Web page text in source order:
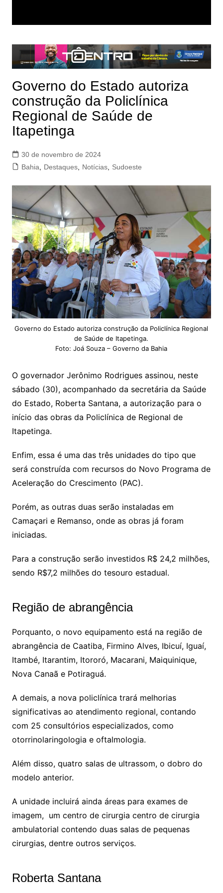
Governo do Estado autoriza
construção da Policlínica
Regional de Saúde de
Itapetinga
30 de novembro de 2024
Bahia, Destaques, Notícias, Sudoeste
Governo do Estado autoriza construção da Policlínica Regional
de Saúde de Itapetinga.
Foto: Joá Souza – Governo da Bahia
O governador Jerônimo Rodrigues assinou, neste
sábado (30), acompanhado da secretária da Saúde
do Estado, Roberta Santana, a autorização para o
início das obras da Policlínica de Regional de
Itapetinga.
Enfim, essa é uma das três unidades do tipo que
será construída com recursos do Novo Programa de
Aceleração do Crescimento (PAC).
Porém, as outras duas serão instaladas em
Camaçari e Remanso, onde as obras já foram
iniciadas.
Para a construção serão investidos R$ 24,2 milhões,
sendo R$7,2 milhões do tesouro estadual.
Região de abrangência
Porquanto, o novo equipamento está na região de
abrangência de Caatiba, Firmino Alves, Ibicuí, Iguaí,
Itambé, Itarantim, Itororó, Macarani, Maiquinique,
Nova Canaã e Potiraguá.
A demais, a nova policlínica trará melhorias
significativas ao atendimento regional, contando
com 25 consultórios especializados, como
otorrinolaringologia e oftalmologia.
Além disso, quatro salas de ultrassom, o dobro do
modelo anterior.
A unidade incluirá ainda áreas para exames de
imagem, um centro de cirurgia centro de cirurgia
ambulatorial contendo duas salas de pequenas
cirurgias, dentre outros serviços.
Roberta Santana